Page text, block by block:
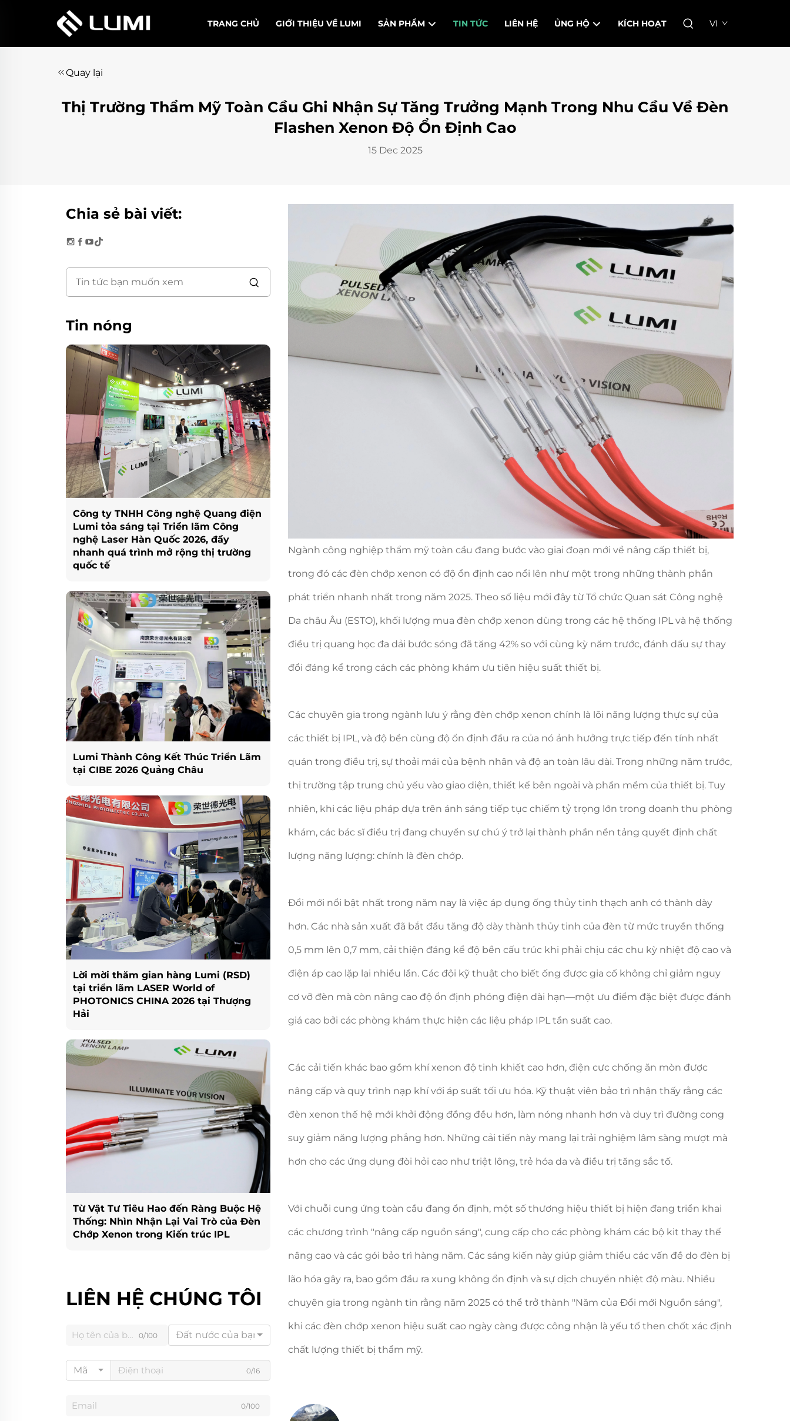
TRANG CHỦ GIỚI THIỆU VỀ LUMI SẢN PHẨM TIN TỨC LIÊN HỆ ỦNG HỘ KÍCH HOẠT VI
Quay lại
Thị Trường Thẩm Mỹ Toàn Cầu Ghi Nhận Sự Tăng Trưởng Mạnh Trong Nhu Cầu Về Đèn
Flashen Xenon Độ Ổn Định Cao
15 Dec 2025
Chia sẻ bài viết:
Tin nóng
Công ty TNHH Công nghệ Quang điện
Lumi tỏa sáng tại Triển lãm Công
nghệ Laser Hàn Quốc 2026, đẩy
nhanh quá trình mở rộng thị trường
quốc tế
Lumi Thành Công Kết Thúc Triển Lãm
tại CIBE 2026 Quảng Châu
Lời mời thăm gian hàng Lumi (RSD)
tại triển lãm LASER World of
PHOTONICS CHINA 2026 tại Thượng
Hải
Từ Vật Tư Tiêu Hao đến Ràng Buộc Hệ
Thống: Nhìn Nhận Lại Vai Trò của Đèn
Chớp Xenon trong Kiến trúc IPL
LIÊN HỆ CHÚNG TÔI
0/100 Đất nước của bạn
Mã 0/16
0/100
Ngành công nghiệp thẩm mỹ toàn cầu đang bước vào giai đoạn mới về nâng cấp thiết bị,
trong đó các đèn chớp xenon có độ ổn định cao nổi lên như một trong những thành phần
phát triển nhanh nhất trong năm 2025. Theo số liệu mới đây từ Tổ chức Quan sát Công nghệ
Da châu Âu (ESTO), khối lượng mua đèn chớp xenon dùng trong các hệ thống IPL và hệ thống
điều trị quang học đa dải bước sóng đã tăng 42% so với cùng kỳ năm trước, đánh dấu sự thay
đổi đáng kể trong cách các phòng khám ưu tiên hiệu suất thiết bị.
Các chuyên gia trong ngành lưu ý rằng đèn chớp xenon chính là lõi năng lượng thực sự của
các thiết bị IPL, và độ bền cùng độ ổn định đầu ra của nó ảnh hưởng trực tiếp đến tính nhất
quán trong điều trị, sự thoải mái của bệnh nhân và độ an toàn lâu dài. Trong những năm trước,
thị trường tập trung chủ yếu vào giao diện, thiết kế bên ngoài và phần mềm của thiết bị. Tuy
nhiên, khi các liệu pháp dựa trên ánh sáng tiếp tục chiếm tỷ trọng lớn trong doanh thu phòng
khám, các bác sĩ điều trị đang chuyển sự chú ý trở lại thành phần nền tảng quyết định chất
lượng năng lượng: chính là đèn chớp.
Đổi mới nổi bật nhất trong năm nay là việc áp dụng ống thủy tinh thạch anh có thành dày
hơn. Các nhà sản xuất đã bắt đầu tăng độ dày thành thủy tinh của đèn từ mức truyền thống
0,5 mm lên 0,7 mm, cải thiện đáng kể độ bền cấu trúc khi phải chịu các chu kỳ nhiệt độ cao và
điện áp cao lặp lại nhiều lần. Các đội kỹ thuật cho biết ống được gia cố không chỉ giảm nguy
cơ vỡ đèn mà còn nâng cao độ ổn định phóng điện dài hạn—một ưu điểm đặc biệt được đánh
giá cao bởi các phòng khám thực hiện các liệu pháp IPL tần suất cao.
Các cải tiến khác bao gồm khí xenon độ tinh khiết cao hơn, điện cực chống ăn mòn được
nâng cấp và quy trình nạp khí với áp suất tối ưu hóa. Kỹ thuật viên bảo trì nhận thấy rằng các
đèn xenon thế hệ mới khởi động đồng đều hơn, làm nóng nhanh hơn và duy trì đường cong
suy giảm năng lượng phẳng hơn. Những cải tiến này mang lại trải nghiệm lâm sàng mượt mà
hơn cho các ứng dụng đòi hỏi cao như triệt lông, trẻ hóa da và điều trị tăng sắc tố.
Với chuỗi cung ứng toàn cầu đang ổn định, một số thương hiệu thiết bị hiện đang triển khai
các chương trình "nâng cấp nguồn sáng", cung cấp cho các phòng khám các bộ kit thay thế
nâng cao và các gói bảo trì hàng năm. Các sáng kiến này giúp giảm thiểu các vấn đề do đèn bị
lão hóa gây ra, bao gồm đầu ra xung không ổn định và sự dịch chuyển nhiệt độ màu. Nhiều
chuyên gia trong ngành tin rằng năm 2025 có thể trở thành "Năm của Đổi mới Nguồn sáng",
khi các đèn chớp xenon hiệu suất cao ngày càng được công nhận là yếu tố then chốt xác định
chất lượng thiết bị thẩm mỹ.